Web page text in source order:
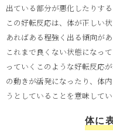
出ている部分が悪化したりす
この好転反応は、体が正しい
あればある程強く出る傾向があ
これまで良くない状態になっ
っていくこのような好転反応
の動きが活発になったり、体
うとしていることを意味してい
体に